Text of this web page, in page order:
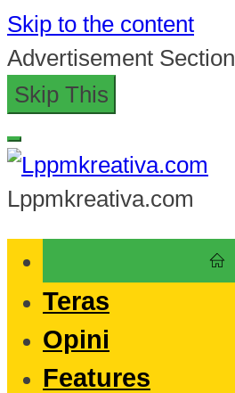
Skip to the content
Advertisement Section
Skip This
Lppmkreativa.com
Teras
Opini
Features